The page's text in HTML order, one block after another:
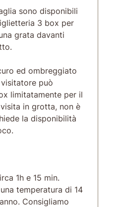
sono disponibili
3 box per
grata davanti
ed ombreggiato
può
limitatamente per il
in grotta, non è
la disponibilità
1h e 15 min.
temperatura di 14
Consigliamo